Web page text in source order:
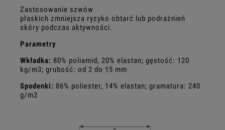
Zastosowanie szwów
płaskich zmniejsza ryzyko obtarć lub podrażnień
skóry podczas aktywności.
Parametry
Wkładka: 80% poliamid, 20% elastan; gęstość: 120
kg/m3; grubość: od 2 do 15 mm
Spodenki: 86% poliester, 14% elastan; gramatura: 240
g/m2